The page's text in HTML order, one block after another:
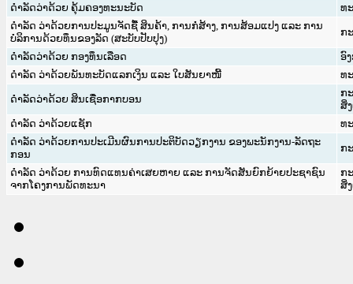
ດຳລັດວ່າດ້ວຍ ຄຸ້ມຄອງທະນະບັດ
ທ
ດຳລັດ ວ່າດ້ວຍການປະມູນຈັດຊື້ ສິນຄ້າ, ການກໍ່ສ້າງ, ການສ້ອມແປງ ແລະ ການ
ບໍລິການດ້ວຍທຶນຂອງລັດ (ສະບັບປັບປຸງ)
ກ
ດຳລັດວ່າດ້ວຍ ກອງທຶນເລືອດ
ອົ
ດຳລັດ ວ່າດ້ວຍພັນທະບັດແລກເງິນ ແລະ ໃບສັນຍາໜີ້
ທ
ດຳລັດວ່າດ້ວຍ ສິນເຊື່ອກາກບອນ
ກ
ສິ່
ດຳລັດ ວ່າດ້ວຍແຊັກ
ທ
ດຳລັດ ວ່າດ້ວຍການປະເມີນຜົນການປະຕິບັດວຽກງານ ຂອງພະນັກງານ-ລັດຖະ
ກອນ
ກ
ດຳລັດ ວ່າດ້ວຍ ການທົດແທນຄ່າເສຍຫາຍ ແລະ ການຈັດສັນຍົກຍ້າຍປະຊາຊົນ
ຈາກໂຄງການພັດທະນາ
ກ
ສິ່